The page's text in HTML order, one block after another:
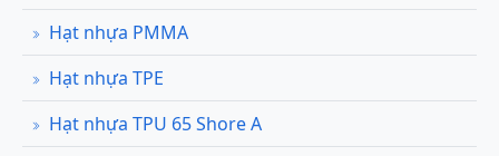
Hạt nhựa PMMA
Hạt nhựa TPE
Hạt nhựa TPU 65 Shore A